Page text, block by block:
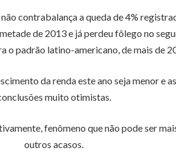
contrabalança a queda de 4%
de 2013 e já perdeu fôlego no
o padrão latino-americano, de mais de
da renda este ano seja menor e
muito otimistas.
fenômeno que não pode ser
outros acasos.